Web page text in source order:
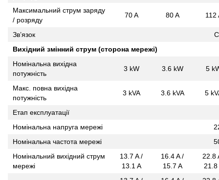
Максимальний струм заряду
/ розряду
70 A 80 A 112
Зв’язок
Вихідний змінний струм (сторона мережі)
Номінальна вихідна
потужність
3 kW 3.6 kW 5
Макс. повна вихідна
потужність
3 kVA 3.6 kVA 5
Етап експлуатації
Номінальна напруга мережі
Номінальна частота мережі
Номінальний вихідний струм
мережі
13.7 A /
13.1 A
16.4 A /
15.7 A
22.8
21.8